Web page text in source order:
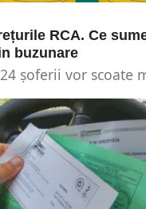
RCA. Ce
buzunare
șoferii vor scoate